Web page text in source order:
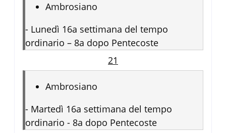
Ambrosiano
- Lunedì 16a settimana del tempo
ordinario – 8a dopo Pentecoste
21
Ambrosiano
- Martedì 16a settimana del tempo
ordinario - 8a dopo Pentecoste